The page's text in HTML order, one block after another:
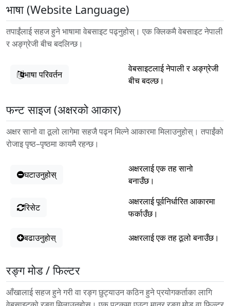
भाषा (Website Language)
तपाईंलाई सहज हुने भाषामा वेबसाइट पढ्नुहोस्। एक क्लिकमै वेबसाइट नेपाली
र अङ्ग्रेजी बीच बदलिन्छ।
भाषा परिवर्तन
वेबसाइटलाई नेपाली र अङ्ग्रेजी
बीच बदल्छ।
फन्ट साइज (अक्षरको आकार)
अक्षर सानो वा ठूलो लागेमा सहजै पढ्न मिल्ने आकारमा मिलाउनुहोस्। तपाईंको
रोजाइ पृष्ठ–पृष्ठमा कायमै रहन्छ।
घटाउनुहोस्
अक्षरलाई एक तह सानो
बनाउँछ।
रिसेट
अक्षरलाई पूर्वनिर्धारित आकारमा
फर्काउँछ।
बढाउनुहोस् अक्षरलाई एक तह ठूलो बनाउँछ।
रङ्ग मोड / फिल्टर
आँखालाई सहज हुने गरी वा रङ्ग छुट्याउन कठिन हुने प्रयोगकर्ताका लागि